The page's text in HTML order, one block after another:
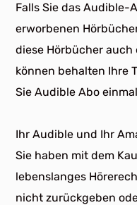
Falls Sie das Audible-
erworbenen
diese Hörbücher auch
können behalten Ihre
Sie Audible Abo
Ihr Audible und Ihr
Sie haben mit dem
lebenslanges
nicht zurückgeben